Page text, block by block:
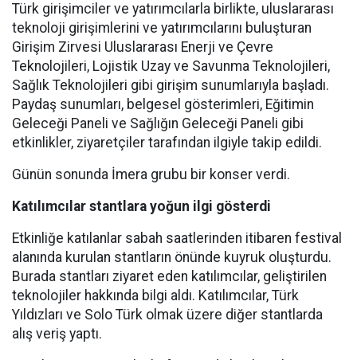
Türk girişimciler ve yatırımcılarla birlikte, uluslararası
teknoloji girişimlerini ve yatırımcılarını buluşturan
Girişim Zirvesi Uluslararası Enerji ve Çevre
Teknolojileri, Lojistik Uzay ve Savunma Teknolojileri,
Sağlık Teknolojileri gibi girişim sunumlarıyla başladı.
Paydaş sunumları, belgesel gösterimleri, Eğitimin
Geleceği Paneli ve Sağlığın Geleceği Paneli gibi
etkinlikler, ziyaretçiler tarafından ilgiyle takip edildi.
Günün sonunda İmera grubu bir konser verdi.
Katılımcılar stantlara yoğun ilgi gösterdi
Etkinliğe katılanlar sabah saatlerinden itibaren festival
alanında kurulan stantların önünde kuyruk oluşturdu.
Burada stantları ziyaret eden katılımcılar, geliştirilen
teknolojiler hakkında bilgi aldı. Katılımcılar, Türk
Yıldızları ve Solo Türk olmak üzere diğer stantlarda
alış veriş yaptı.